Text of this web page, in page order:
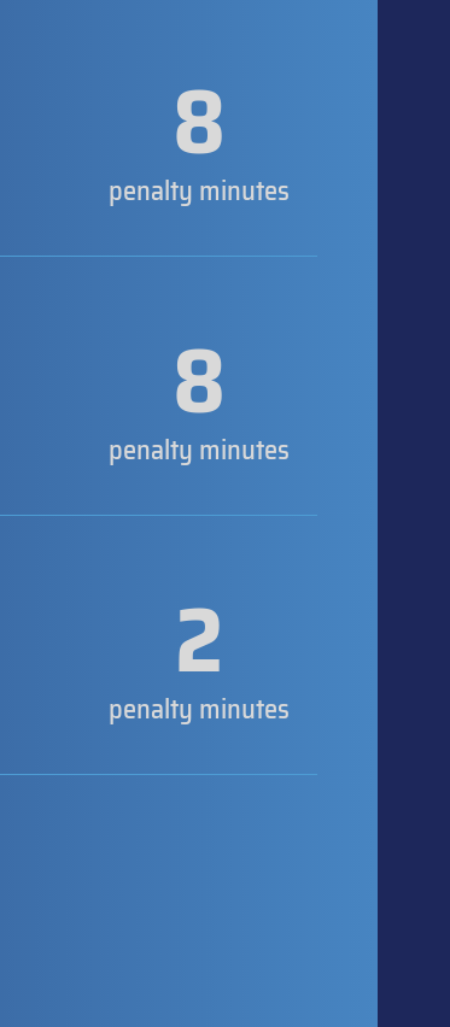
8
penalty minutes
8
penalty minutes
2
penalty minutes